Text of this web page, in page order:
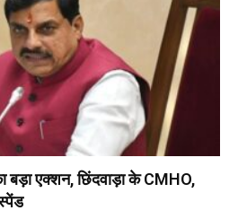
बड़ा एक्शन, छिंदवाड़ा के CMHO,